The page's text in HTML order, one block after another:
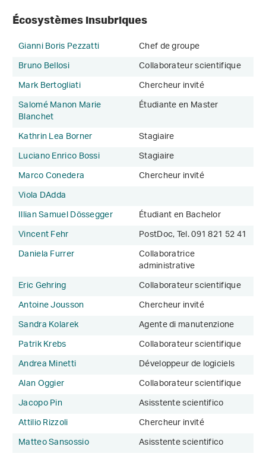
Écosystèmes insubriques
Gianni Boris Pezzatti
Chef de groupe
Bruno Bellosi
Collaborateur scientifique
Mark Bertogliati
Chercheur invité
Salomé Manon Marie
Blanchet
Étudiante en Master
Kathrin Lea Borner
Stagiaire
Luciano Enrico Bossi
Stagiaire
Marco Conedera
Chercheur invité
Viola DAdda
Illian Samuel Dössegger
Étudiant en Bachelor
Vincent Fehr
PostDoc, Tel. 091 821 52 41
Daniela Furrer
Collaboratrice
administrative
Eric Gehring
Collaborateur scientifique
Antoine Jousson
Chercheur invité
Sandra Kolarek
Agente di manutenzione
Patrik Krebs
Collaborateur scientifique
Andrea Minetti
Développeur de logiciels
Alan Oggier
Collaborateur scientifique
Jacopo Pin
Asisstente scientifico
Attilio Rizzoli
Chercheur invité
Matteo Sansossio
Asisstente scientifico